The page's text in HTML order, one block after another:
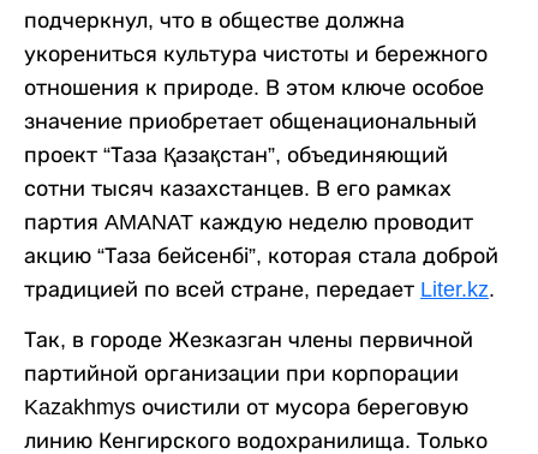
подчеркнул, что в обществе должна
укорениться культура чистоты и бережного
отношения к природе. В этом ключе особое
значение приобретает общенациональный
проект “Таза Қазақстан”, объединяющий
сотни тысяч казахстанцев. В его рамках
партия AMANAT каждую неделю проводит
акцию “Таза бейсенбі”, которая стала доброй
традицией по всей стране, передает Liter.kz.
Так, в городе Жезказган члены первичной
партийной организации при корпорации
Kazakhmys очистили от мусора береговую
линию Кенгирского водохранилища. Только